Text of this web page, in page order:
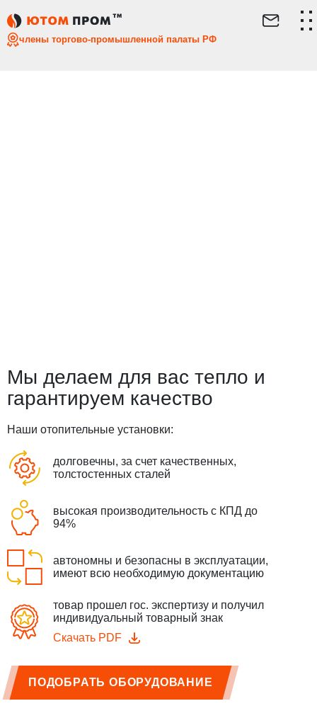
члены торгово-промышленной палаты РФ
Мы делаем для вас тепло и
гарантируем качество
Наши отопительные установки:
долговечны, за счет качественных,
толстостенных сталей
высокая производительность с КПД до
94%
автономны и безопасны в эксплуатации,
имеют всю необходимую документацию
товар прошел гос. экспертизу и получил
индивидуальный товарный знак
Скачать PDF
ПОДОБРАТЬ ОБОРУДОВАНИЕ